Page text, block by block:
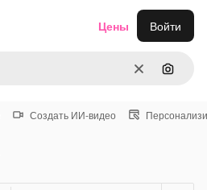
ОчиститьПоиск
Цены Войти
Создать ИИ-видео